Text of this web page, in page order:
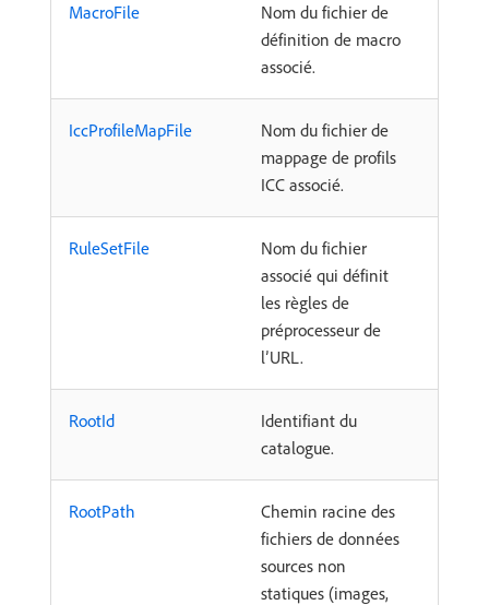
MacroFile
Nom du fichier de
définition de macro
associé.
IccProfileMapFile
Nom du fichier de
mappage de profils
ICC associé.
RuleSetFile
Nom du fichier
associé qui définit
les règles de
préprocesseur de
l’URL.
RootId
Identifiant du
catalogue.
RootPath
Chemin racine des
fichiers de données
sources non
statiques (images,